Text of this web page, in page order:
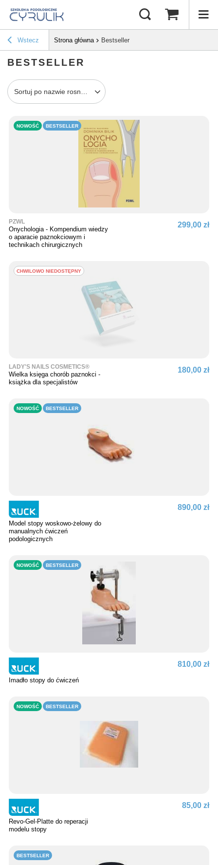
Wstecz Strona główna Bestseller
BESTSELLER
Sortuj po nazwie rosnąco
NOWOŚĆ BESTSELLER
PZWL
Onychologia - Kompendium wiedzy
o aparacie paznokciowym i
technikach chirurgicznych
299,00 zł
CHWILOWO NIEDOSTĘPNY
LADY'S NAILS COSMETICS®
Wielka księga chorób paznokci -
książka dla specjalistów
180,00 zł
NOWOŚĆ BESTSELLER
Model stopy woskowo-żelowy do
manualnych ćwiczeń
podologicznych
890,00 zł
NOWOŚĆ BESTSELLER
Imadło stopy do ćwiczeń
810,00 zł
NOWOŚĆ BESTSELLER
Revo-Gel-Platte do reperacji
modelu stopy
85,00 zł
BESTSELLER